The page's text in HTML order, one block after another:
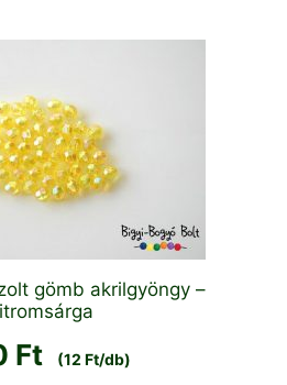
gömb akrilgyöngy –
Ft (12 Ft/db)